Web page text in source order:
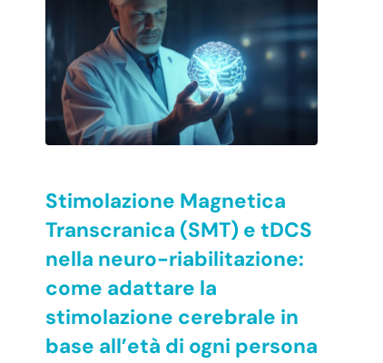
Stimolazione Magnetica
Transcranica (SMT) e tDCS
nella neuro-riabilitazione:
come adattare la
stimolazione cerebrale in
base all’età di ogni persona